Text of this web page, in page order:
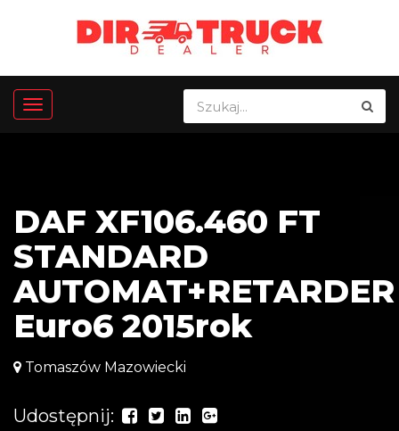
DAF XF106.460 FT
STANDARD
AUTOMAT+RETARDER
Euro6 2015rok
Tomaszów Mazowiecki
Udostępnij: